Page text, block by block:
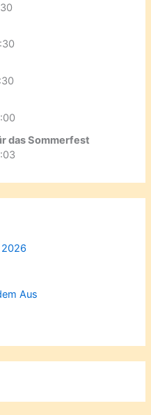
das Sommerfest
Aus